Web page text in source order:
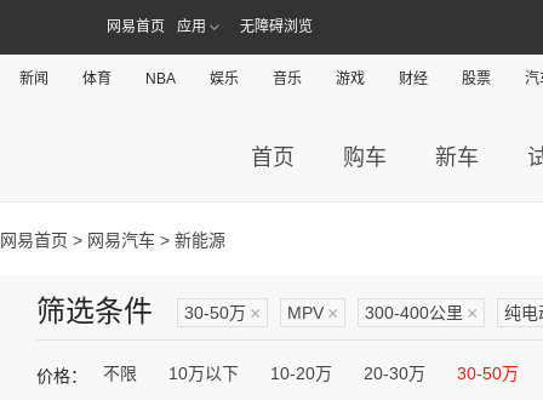
网易首页 应用 无障碍浏览
新闻 体育 NBA 娱乐 音乐 游戏 财经 股票 汽
首页 购车 新车
网易首页 > 网易汽车 > 新能源
筛选条件 30-50万 × MPV × 300-400公里 × 纯电
价格： 不限 10万以下 10-20万 20-30万 30-50万